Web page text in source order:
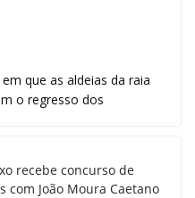
que as aldeias da raia
o regresso dos
recebe concurso de
com João Moura Caetano